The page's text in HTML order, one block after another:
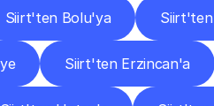
Siirt'ten Bolu'ya
Siirt'ten Erzincan'a